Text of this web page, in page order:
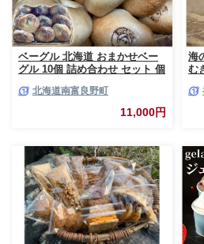
ベーグル 北海道 おまかせベー
グル 10個 詰め合わせ セット 個
酵母 天然酵母パン ナッツ チョ
コ チーズ レーズン いちじく ベ
ーコン ソーセージ キャラメル
北海道南富良野町
11,000円
海
む